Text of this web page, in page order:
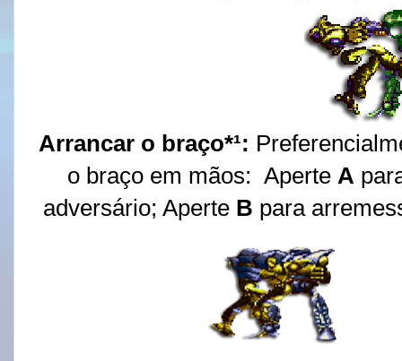
Arrancar o braço*¹:
o braço em mãos: Aperte A
adversário; Aperte B para